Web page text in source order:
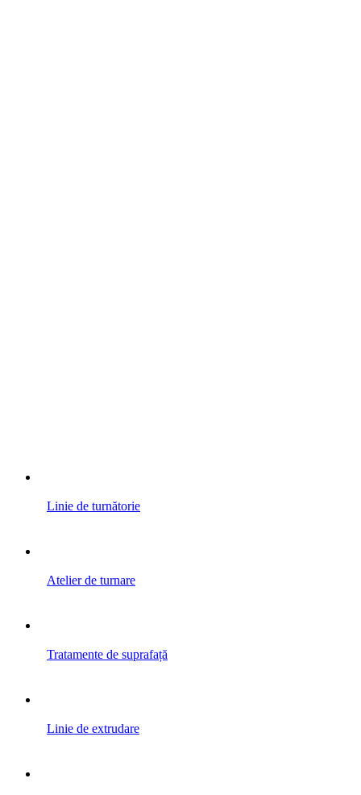
Linie de turnătorie
Atelier de turnare
Tratamente de suprafață
Linie de extrudare